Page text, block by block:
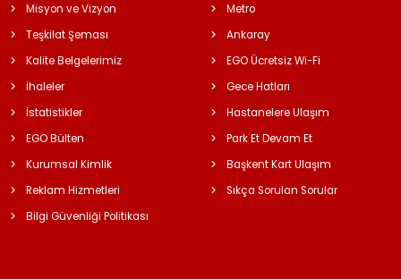
Misyon ve Vizyon
Teşkilat Şeması
Kalite Belgelerimiz
İhaleler
İstatistikler
EGO Bülten
Kurumsal Kimlik
Reklam Hizmetleri
Bilgi Güvenliği Politikası
Metro
Ankaray
EGO Ücretsiz Wi-Fi
Gece Hatları
Hastanelere Ulaşım
Park Et Devam Et
Başkent Kart Ulaşım
Sıkça Sorulan Sorular